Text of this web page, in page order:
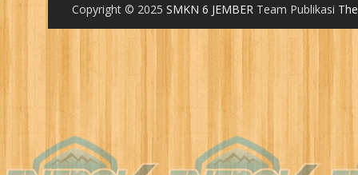
Copyright © 2025 SMKN 6 JEMBER Team Publikasi